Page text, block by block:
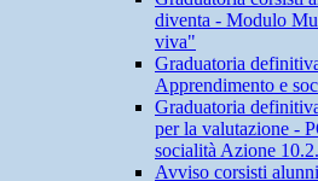
diventa - Modulo
viva"
Graduatoria
Apprendimento e
Graduatoria
per la valutazione -
socialità Azione
Avviso corsisti